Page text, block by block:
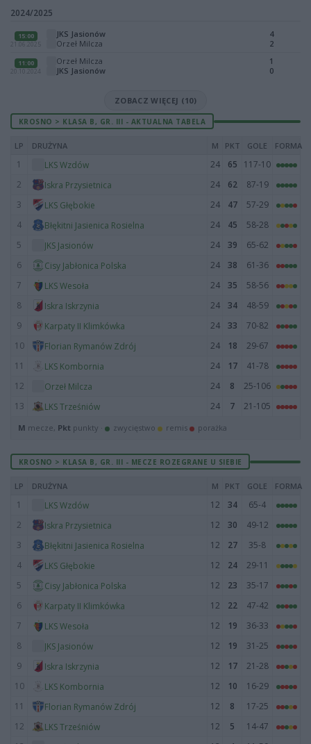
2024/2025
15:00
21.06.2025
JKS Jasionów
Orzeł Milcza
4
2
11:00
20.10.2024
Orzeł Milcza
JKS Jasionów
1
0
ZOBACZ WIĘCEJ (10)
KROSNO > KLASA B, GR. III - AKTUALNA TABELA
LP DRUŻYNA M PKT GOLE FORMA
1 LKS Wzdów 24 65
117-10
2
Iskra Przysietnica 24 62
87-19
3
LKS Głębokie 24 47
57-29
4
Błękitni Jasienica Rosielna 24 45
58-28
5
JKS Jasionów 24 39
65-62
6
Cisy Jabłonica Polska 24 38
61-36
7
LKS Wesoła 24 35
58-56
8
Iskra Iskrzynia 24 34
48-59
9
Karpaty II Klimkówka 24 33
70-82
10
Florian Rymanów Zdrój 24 18
29-67
11
LKS Kombornia 24 17
41-78
12
Orzeł Milcza 24 8
25-106
13
LKS Trześniów 24 7 21-105
M mecze, Pkt punkty · zwycięstwo remis porażka
KROSNO > KLASA B, GR. III - MECZE ROZEGRANE U SIEBIE
LP DRUŻYNA M PKT GOLE FORMA
1 LKS Wzdów 12 34
65-4
2
Iskra Przysietnica 12 30
49-12
3
Błękitni Jasienica Rosielna 12 27
35-8
4
LKS Głębokie 12 24
29-11
5
Cisy Jabłonica Polska 12 23
35-17
6
Karpaty II Klimkówka 12 22
47-42
7
LKS Wesoła 12 19
36-33
8
JKS Jasionów 12 19
31-25
9
Iskra Iskrzynia 12 17
21-28
10
LKS Kombornia 12 10
16-29
11
Florian Rymanów Zdrój 12 8
17-25
12
LKS Trześniów 12 5
14-47